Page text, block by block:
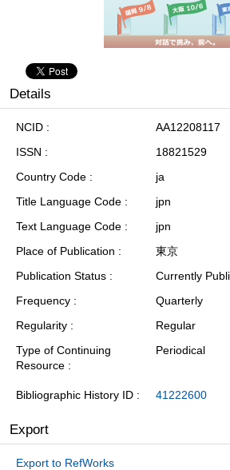
Details
NCID
AA12208117
ISSN
18821529
Country Code
ja
Title Language Code
jpn
Text Language Code
jpn
Place of Publication
東京
Publication Status
Currently
Frequency
Quarterly
Regularity
Regular
Type of Continuing
Resource
Periodical
Bibliographic History ID 41222600
Export
Export to RefWorks